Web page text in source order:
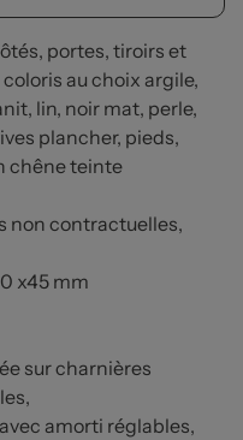
portes, tiroirs et
au choix argile,
lin, noir mat, perle,
plancher, pieds,
chêne teinte
non contractuelles,
x45 mm
sur charnières
amorti réglables,